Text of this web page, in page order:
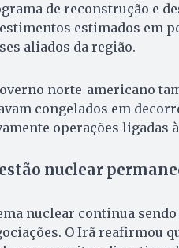
de reconstrução e
estimados em
aliados da região.
norte-americano
congelados em
operações ligadas
nuclear
nuclear continua
O Irã reafirmou